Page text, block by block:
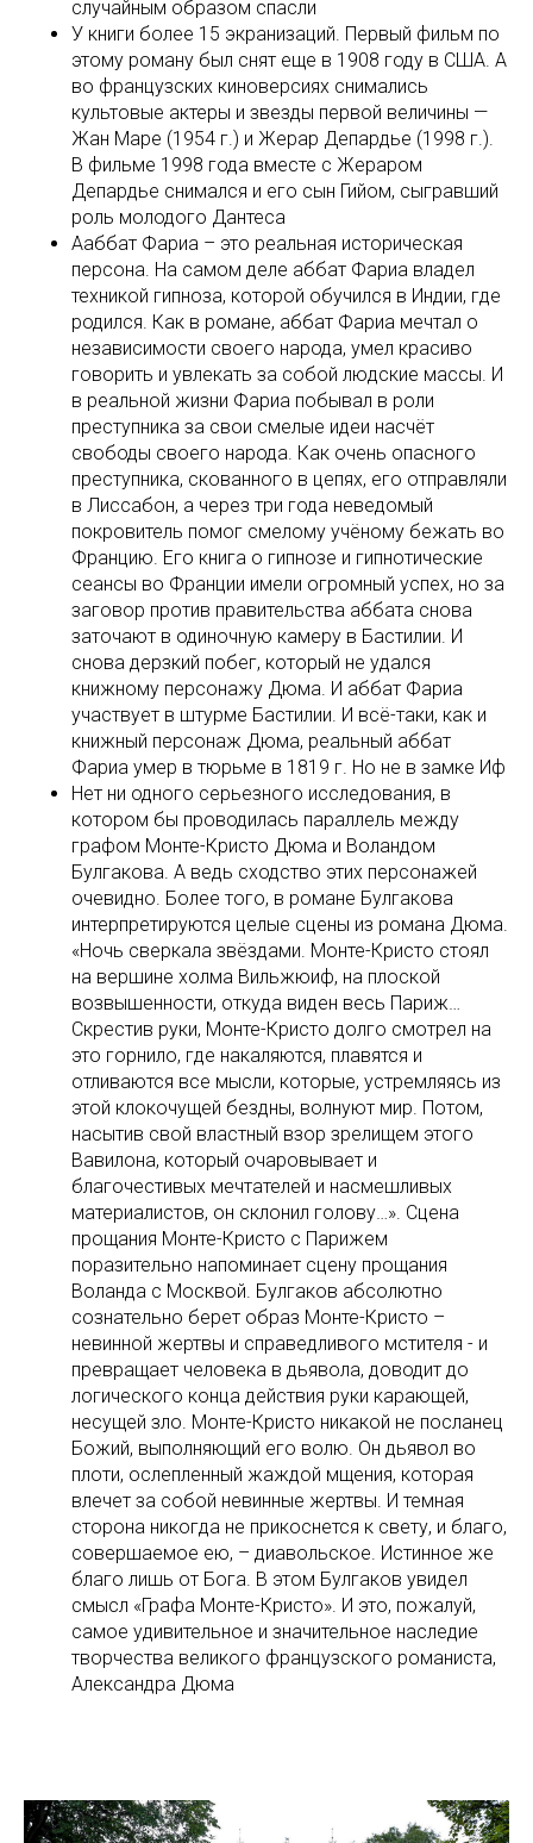
случайным образом спасли
У книги более 15 экранизаций. Первый фильм по
этому роману был снят еще в 1908 году в США. А
во французских киноверсиях снимались
культовые актеры и звезды первой величины —
Жан Маре (1954 г.) и Жерар Депардье (1998 г.).
В фильме 1998 года вместе с Жераром
Депардье снимался и его сын Гийом, сыгравший
роль молодого Дантеса
Ааббат Фариа – это реальная историческая
персона. На самом деле аббат Фариа владел
техникой гипноза, которой обучился в Индии, где
родился. Как в романе, аббат Фариа мечтал о
независимости своего народа, умел красиво
говорить и увлекать за собой людские массы. И
в реальной жизни Фариа побывал в роли
преступника за свои смелые идеи насчёт
свободы своего народа. Как очень опасного
преступника, скованного в цепях, его отправляли
в Лиссабон, а через три года неведомый
покровитель помог смелому учёному бежать во
Францию. Его книга о гипнозе и гипнотические
сеансы во Франции имели огромный успех, но за
заговор против правительства аббата снова
заточают в одиночную камеру в Бастилии. И
снова дерзкий побег, который не удался
книжному персонажу Дюма. И аббат Фариа
участвует в штурме Бастилии. И всё-таки, как и
книжный персонаж Дюма, реальный аббат
Фариа умер в тюрьме в 1819 г. Но не в замке Иф
Нет ни одного серьезного исследования, в
котором бы проводилась параллель между
графом Монте-Кристо Дюма и Воландом
Булгакова. А ведь сходство этих персонажей
очевидно. Более того, в романе Булгакова
интерпретируются целые сцены из романа Дюма.
«Ночь сверкала звёздами. Монте-Кристо стоял
на вершине холма Вильжюиф, на плоской
возвышенности, откуда виден весь Париж…
Скрестив руки, Монте-Кристо долго смотрел на
это горнило, где накаляются, плавятся и
отливаются все мысли, которые, устремляясь из
этой клокочущей бездны, волнуют мир. Потом,
насытив свой властный взор зрелищем этого
Вавилона, который очаровывает и
благочестивых мечтателей и насмешливых
материалистов, он склонил голову…». Сцена
прощания Монте-Кристо с Парижем
поразительно напоминает сцену прощания
Воланда с Москвой. Булгаков абсолютно
сознательно берет образ Монте-Кристо –
невинной жертвы и справедливого мстителя - и
превращает человека в дьявола, доводит до
логического конца действия руки карающей,
несущей зло. Монте-Кристо никакой не посланец
Божий, выполняющий его волю. Он дьявол во
плоти, ослепленный жаждой мщения, которая
влечет за собой невинные жертвы. И темная
сторона никогда не прикоснется к свету, и благо,
совершаемое ею, – диавольское. Истинное же
благо лишь от Бога. В этом Булгаков увидел
смысл «Графа Монте-Кристо». И это, пожалуй,
самое удивительное и значительное наследие
творчества великого французского романиста,
Александра Дюма